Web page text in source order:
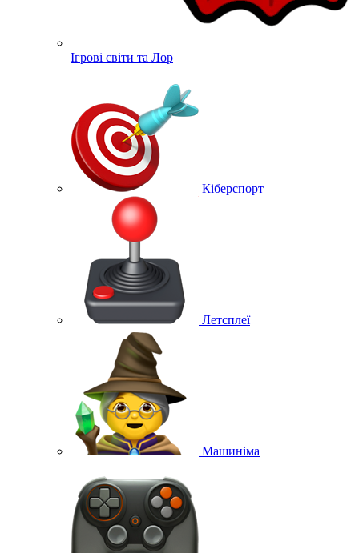
Ігрові світи та Лор
Кіберспорт
Летсплеї
Машиніма